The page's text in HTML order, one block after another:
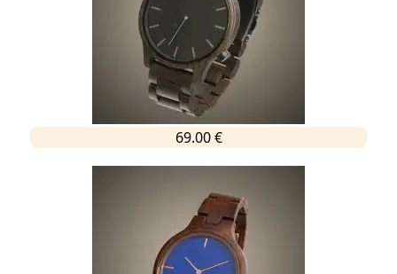
69.00 €